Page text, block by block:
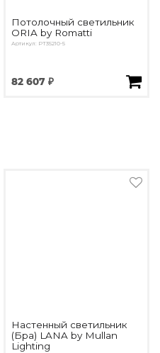
Потолочный светильник
ORIA by Romatti
Артикул: PT35210-5
82 607 ₽
Настенный светильник
(Бра) LANA by Mullan
Lighting